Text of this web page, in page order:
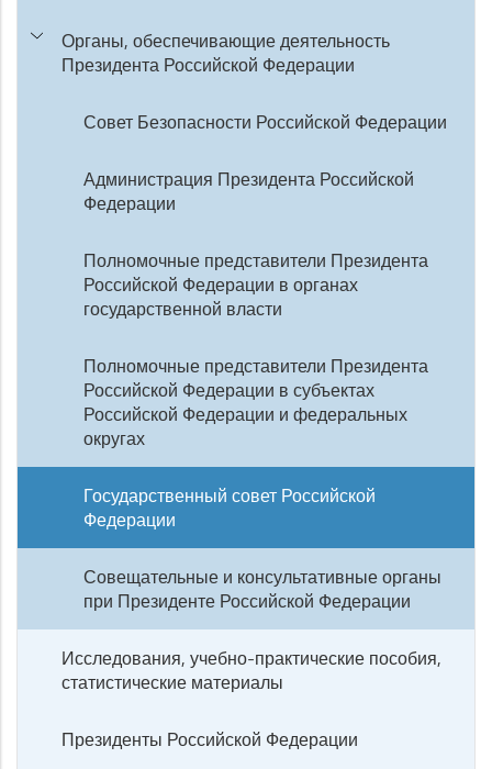
Органы, обеспечивающие деятельность
Президента Российской Федерации
Совет Безопасности Российской Федерации
Администрация Президента Российской
Федерации
Полномочные представители Президента
Российской Федерации в органах
государственной власти
Полномочные представители Президента
Российской Федерации в субъектах
Российской Федерации и федеральных
округах
Государственный совет Российской
Федерации
Совещательные и консультативные органы
при Президенте Российской Федерации
Исследования, учебно-практические пособия,
статистические материалы
Президенты Российской Федерации